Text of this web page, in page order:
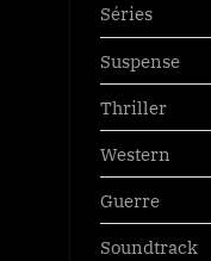
Séries
Suspense
Thriller
Western
Guerre
Soundtrack